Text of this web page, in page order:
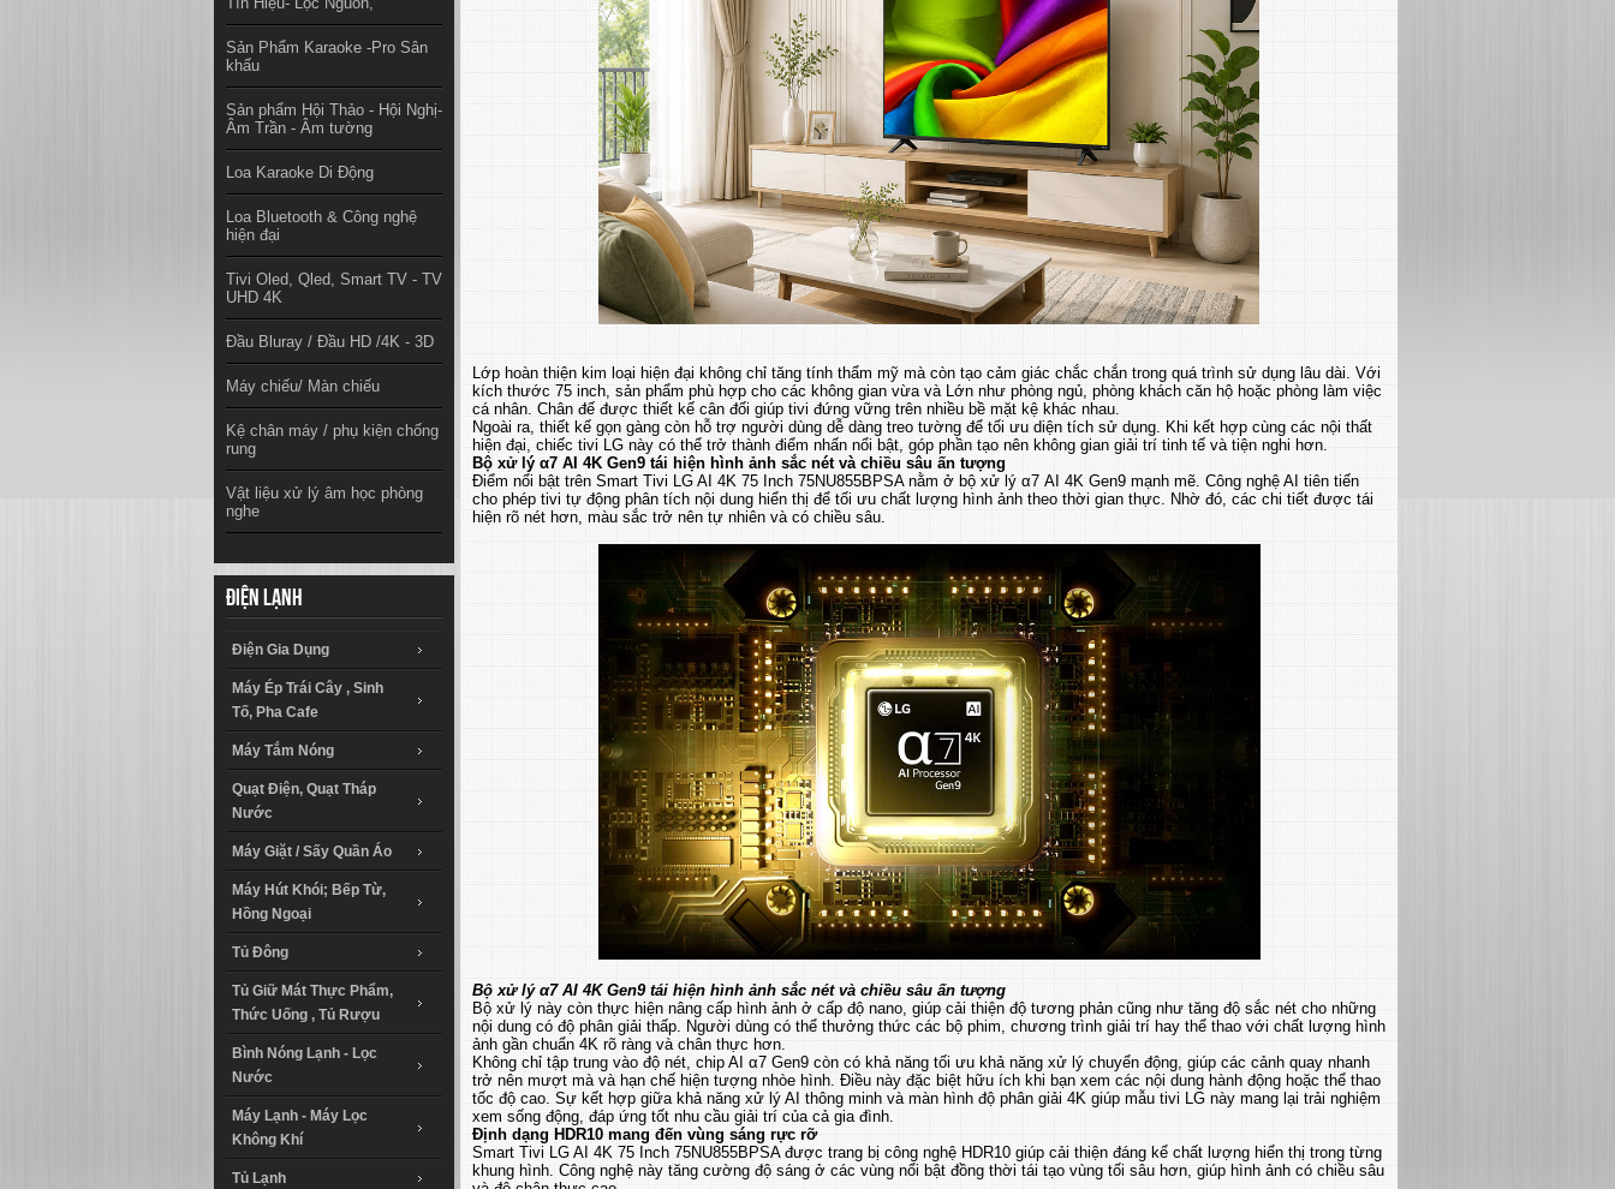
Sản Phẩm Karaoke -Pro Sân
khấu
Sản phẩm Hội Thảo - Hội Nghị-
Âm Trần - Âm tường
Loa Karaoke Di Động
Loa Bluetooth & Công nghệ
hiện đại
Tivi Oled, Qled, Smart TV - TV
UHD 4K
Đầu Bluray / Đầu HD /4K - 3D
Máy chiếu/ Màn chiếu
Kệ chân máy / phụ kiện chống
rung
Vật liệu xử lý âm học phòng
nghe
Điện lạnh
Điện Gia Dụng
Máy Ép Trái Cây , Sinh
Tố, Pha Cafe
Máy Tắm Nóng
Quạt Điện, Quạt Tháp
Nước
Máy Giặt / Sấy Quần Áo
Máy Hút Khói; Bếp Từ,
Hồng Ngoại
Tủ Đông
Tủ Giữ Mát Thực Phẩm,
Thức Uống , Tủ Rượu
Bình Nóng Lạnh - Lọc
Nước
Máy Lạnh - Máy Lọc
Không Khí
Tủ Lạnh
Lớp hoàn thiện kim loại hiện đại không chỉ tăng tính thẩm mỹ mà còn tạo cảm giác chắc chắn trong quá trình sử dụng lâu dài. Với
kích thước 75 inch, sản phẩm phù hợp cho các không gian vừa và Lớn như phòng ngủ, phòng khách căn hộ hoặc phòng làm việc
cá nhân. Chân đế được thiết kế cân đối giúp tivi đứng vững trên nhiều bề mặt kệ khác nhau.
Ngoài ra, thiết kế gọn gàng còn hỗ trợ người dùng dễ dàng treo tường để tối ưu diện tích sử dụng. Khi kết hợp cùng các nội thất
hiện đại, chiếc tivi LG này có thể trở thành điểm nhấn nổi bật, góp phần tạo nên không gian giải trí tinh tế và tiện nghi hơn.
Bộ xử lý α7 AI 4K Gen9 tái hiện hình ảnh sắc nét và chiều sâu ấn tượng
Điểm nổi bật trên Smart Tivi LG AI 4K 75 Inch 75NU855BPSA nằm ở bộ xử lý α7 AI 4K Gen9 mạnh mẽ. Công nghệ AI tiên tiến
cho phép tivi tự động phân tích nội dung hiển thị để tối ưu chất lượng hình ảnh theo thời gian thực. Nhờ đó, các chi tiết được tái
hiện rõ nét hơn, màu sắc trở nên tự nhiên và có chiều sâu.
Bộ xử lý α7 AI 4K Gen9 tái hiện hình ảnh sắc nét và chiều sâu ấn tượng
Bộ xử lý này còn thực hiện nâng cấp hình ảnh ở cấp độ nano, giúp cải thiện độ tương phản cũng như tăng độ sắc nét cho những
nội dung có độ phân giải thấp. Người dùng có thể thưởng thức các bộ phim, chương trình giải trí hay thể thao với chất lượng hình
ảnh gần chuẩn 4K rõ ràng và chân thực hơn.
Không chỉ tập trung vào độ nét, chip AI α7 Gen9 còn có khả năng tối ưu khả năng xử lý chuyển động, giúp các cảnh quay nhanh
trở nên mượt mà và hạn chế hiện tượng nhòe hình. Điều này đặc biệt hữu ích khi bạn xem các nội dung hành động hoặc thể thao
tốc độ cao. Sự kết hợp giữa khả năng xử lý AI thông minh và màn hình độ phân giải 4K giúp mẫu tivi LG này mang lại trải nghiệm
xem sống động, đáp ứng tốt nhu cầu giải trí của cả gia đình.
Định dạng HDR10 mang đến vùng sáng rực rỡ
Smart Tivi LG AI 4K 75 Inch 75NU855BPSA được trang bị công nghệ HDR10 giúp cải thiện đáng kể chất lượng hiển thị trong từng
khung hình. Công nghệ này tăng cường độ sáng ở các vùng nổi bật đồng thời tái tạo vùng tối sâu hơn, giúp hình ảnh có chiều sâu